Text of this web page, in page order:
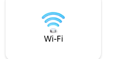
:-)
Dentro, ao lado
estar com
vaso sanitário,
Wi-Fi